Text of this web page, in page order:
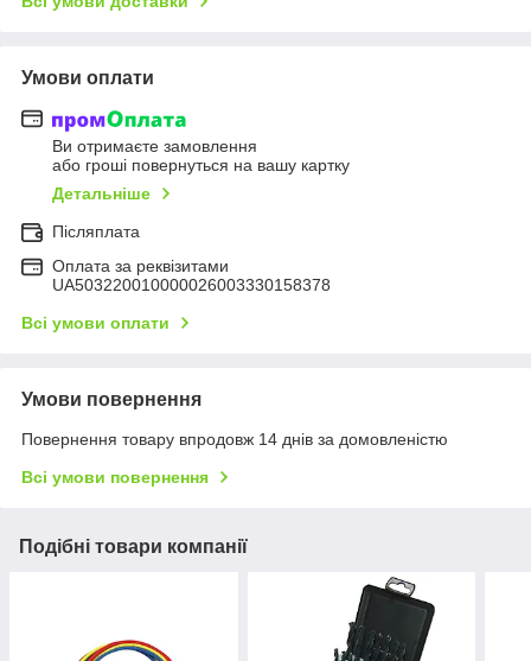
Умови оплати
Ви отримаєте замовлення
або гроші повернуться на вашу картку
Детальніше
Післяплата
Оплата за реквізитами
UA503220010000026003330158378
Всі умови оплати
Умови повернення
Повернення товару впродовж 14 днів за домовленістю
Всі умови повернення
Подібні товари компанії